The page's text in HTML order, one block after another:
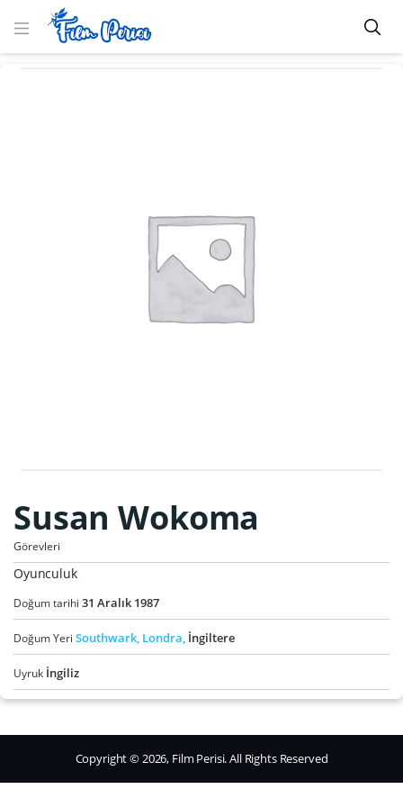
Susan Wokoma
Görevleri
Oyunculuk
Doğum tarihi 31 Aralık 1987
Doğum Yeri Southwark, Londra, İngiltere
Uyruk İngiliz
Copyright © 2026, Film Perisi. All Rights Reserved